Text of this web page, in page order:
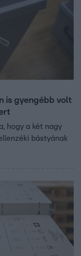
is gyengébb volt
hogy a két nagy
bástyának